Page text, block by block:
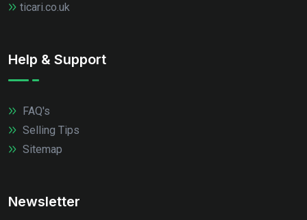
ticari.co.uk
Help & Support
FAQ's
Selling Tips
Sitemap
Newsletter